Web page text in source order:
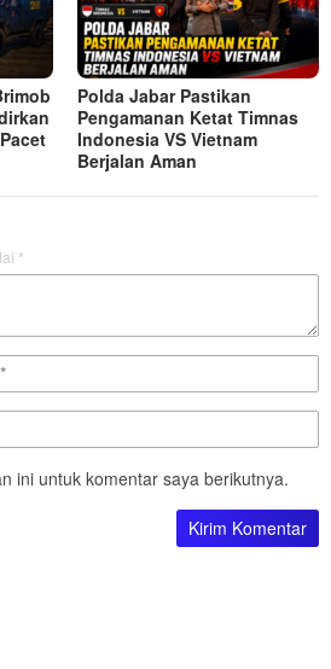
Polda Jabar Pastikan
Pengamanan Ketat Timnas
Indonesia VS Vietnam
Berjalan Aman
*
ini untuk komentar saya berikutnya.